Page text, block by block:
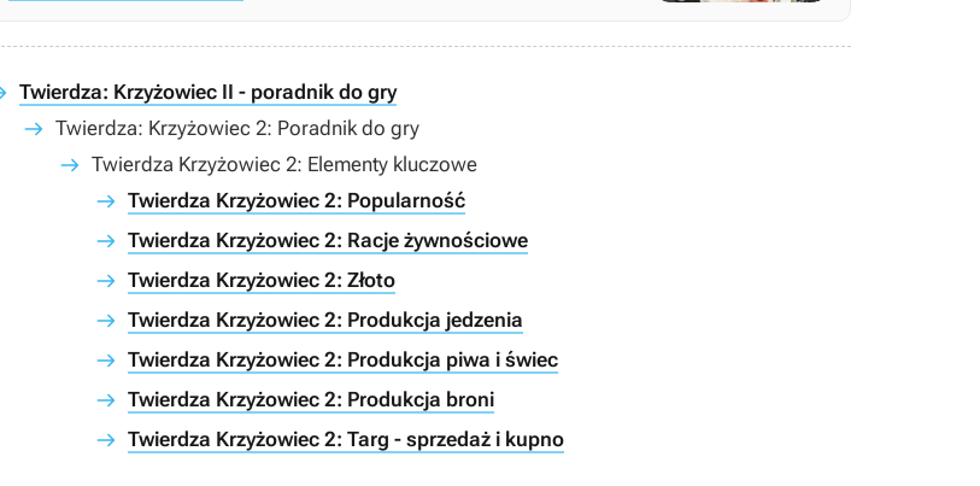
Twierdza: Krzyżowiec II - poradnik do gry
Twierdza: Krzyżowiec 2: Poradnik do gry
Twierdza Krzyżowiec 2: Elementy kluczowe
Twierdza Krzyżowiec 2: Popularność
Twierdza Krzyżowiec 2: Racje żywnościowe
Twierdza Krzyżowiec 2: Złoto
Twierdza Krzyżowiec 2: Produkcja jedzenia
Twierdza Krzyżowiec 2: Produkcja piwa i świec
Twierdza Krzyżowiec 2: Produkcja broni
Twierdza Krzyżowiec 2: Targ - sprzedaż i kupno